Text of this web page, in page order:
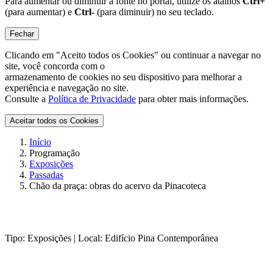
(para aumentar) e Ctrl- (para diminuir) no seu teclado.
Fechar
Clicando em "Aceito todos os Cookies" ou continuar a navegar no
site, você concorda com o
armazenamento de cookies no seu dispositivo para melhorar a
experiência e navegação no site.
Consulte a Política de Privacidade para obter mais informações.
Aceitar todos os Cookies
Início
Programação
Exposições
Passadas
Chão da praça: obras do acervo da Pinacoteca
Tipo: Exposições | Local: Edifício Pina Contemporânea